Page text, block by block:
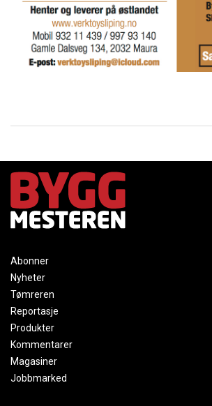
Abonner
Nyheter
Tømreren
Reportasje
Produkter
Kommentarer
Magasiner
Jobbmarked